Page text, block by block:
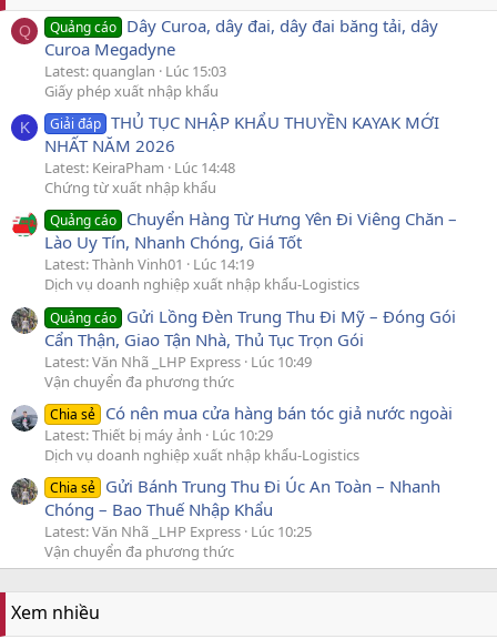
Q Quảng cáo Dây Curoa, dây đai, dây đai băng tải, dây
Curoa Megadyne
Latest: quanglan
Lúc 15:03
Giấy phép xuất nhập khẩu
K Giải đáp THỦ TỤC NHẬP KHẨU THUYỀN KAYAK MỚI
NHẤT NĂM 2026
Latest: KeiraPham
Lúc 14:48
Chứng từ xuất nhập khẩu
Quảng cáo Chuyển Hàng Từ Hưng Yên Đi Viêng Chăn –
Lào Uy Tín, Nhanh Chóng, Giá Tốt
Latest: Thành Vinh01
Lúc 14:19
Dịch vụ doanh nghiệp xuất nhập khẩu-Logistics
Quảng cáo Gửi Lồng Đèn Trung Thu Đi Mỹ – Đóng Gói
Cẩn Thận, Giao Tận Nhà, Thủ Tục Trọn Gói
Latest: Văn Nhã _LHP Express Lúc 10:49
Vận chuyển đa phương thức
Chia sẻ Có nên mua cửa hàng bán tóc giả nước ngoài
Latest: Thiết bị máy ảnh
Lúc 10:29
Dịch vụ doanh nghiệp xuất nhập khẩu-Logistics
Chia sẻ Gửi Bánh Trung Thu Đi Úc An Toàn – Nhanh
Chóng – Bao Thuế Nhập Khẩu
Latest: Văn Nhã _LHP Express Lúc 10:25
Vận chuyển đa phương thức
Xem nhiều